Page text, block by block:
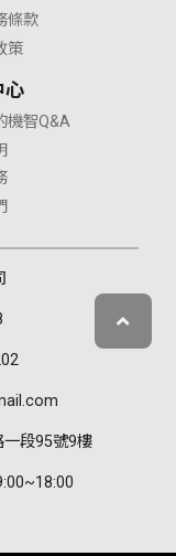
條款
策
心
機智Q&A
一段95號9樓